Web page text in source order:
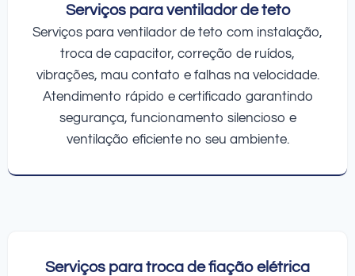
Serviços para ventilador de teto
Serviços para ventilador de teto com instalação,
troca de capacitor, correção de ruídos,
vibrações, mau contato e falhas na velocidade.
Atendimento rápido e certificado garantindo
segurança, funcionamento silencioso e
ventilação eficiente no seu ambiente.
Serviços para troca de fiação elétrica